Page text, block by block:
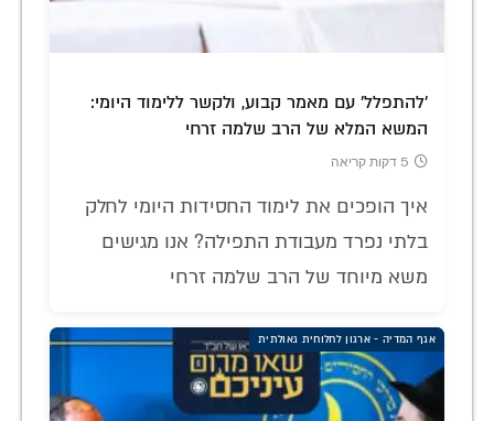
'להתפלל' עם מאמר קבוע, ולקשר ללימוד היומי:
המשא המלא של הרב שלמה זרחי
5 דקות קריאה
איך הופכים את לימוד החסידות היומי לחלק
בלתי נפרד מעבודת התפילה? אנו מגישים
משא מיוחד של הרב שלמה זרחי
אגף המדיה - ארגון לחלוחית גאולתית